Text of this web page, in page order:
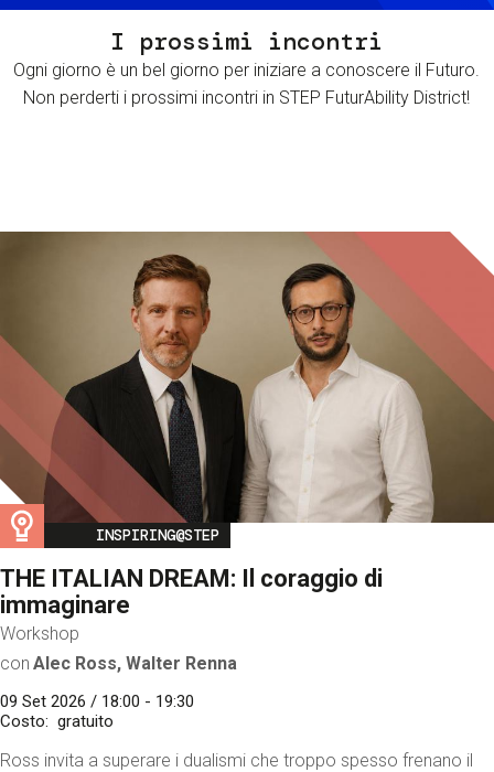
I prossimi incontri
Ogni giorno è un bel giorno per iniziare a conoscere il Futuro.
Non perderti i prossimi incontri in STEP FuturAbility District!
Image
INSPIRING@STEP
THE ITALIAN DREAM: Il coraggio di
immaginare
Workshop
con Alec Ross, Walter Renna
09 Set 2026 / 18:00 - 19:30
Costo
gratuito
Ross invita a superare i dualismi che troppo spesso frenano il